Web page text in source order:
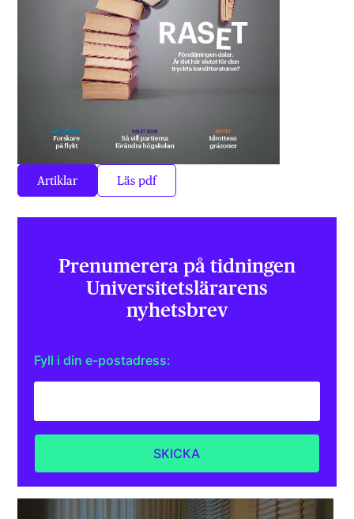
Artiklar Läs pdf
Prenumerera på tidningen
Universitets­lärarens
nyhetsbrev
Fyll i din e-postadress: